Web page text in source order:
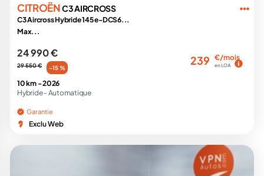
CITROËNC3 AIRCROSS
C3 Aircross Hybride 145 e-DCS6...
Max...
24 990 €
29 550 € -15 %
239 €/mois
en LOA
10 km -2026
Hybride - Automatique
Garantie
Exclu Web